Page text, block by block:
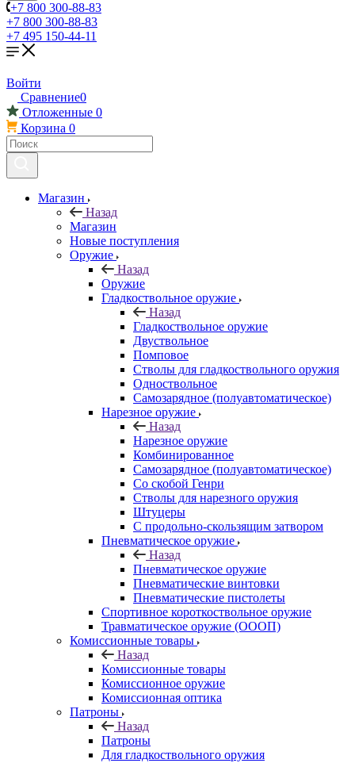
+7 800 300-88-83
+7 800 300-88-83
+7 495 150-44-11
Войти
Сравнение0
Отложенные 0
Корзина 0
Магазин
Назад
Магазин
Новые поступления
Оружие
Назад
Оружие
Гладкоствольное оружие
Назад
Гладкоствольное оружие
Двуствольное
Помповое
Стволы для гладкоствольного оружия
Одноствольное
Самозарядное (полуавтоматическое)
Нарезное оружие
Назад
Нарезное оружие
Комбинированное
Самозарядное (полуавтоматическое)
Со скобой Генри
Стволы для нарезного оружия
Штуцеры
С продольно-скользящим затвором
Пневматическое оружие
Назад
Пневматическое оружие
Пневматические винтовки
Пневматические пистолеты
Спортивное короткоствольное оружие
Травматическое оружие (ОООП)
Комиссионные товары
Назад
Комиссионные товары
Комиссионное оружие
Комиссионная оптика
Патроны
Назад
Патроны
Для гладкоствольного оружия